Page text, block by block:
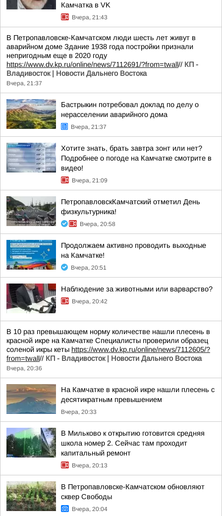
Камчатка в VK
Вчера, 21:43
В Петропавловске-Камчатском люди шесть лет живут в
аварийном доме Здание 1938 года постройки признали
непригодным еще в 2020 году
https://www.dv.kp.ru/online/news/7112691/?from=twall// КП -
Владивосток | Новости Дальнего Востока
Вчера, 21:37
Бастрыкин потребовал доклад по делу о
нерасселении аварийного дома
Вчера, 21:37
Хотите знать, брать завтра зонт или нет?
Подробнее о погоде на Камчатке смотрите в
видео!
Вчера, 21:09
ПетропавловскКамчатский отметил День
физкультурника!
Вчера, 20:58
Продолжаем активно проводить выходные
на Камчатке!
Вчера, 20:51
Наблюдение за животными или варварство?
Вчера, 20:42
В 10 раз превышающем норму количестве нашли плесень в
красной икре на Камчатке Специалисты проверили образец
соленой икры кеты https://www.dv.kp.ru/online/news/7112605/?
from=twall// КП - Владивосток | Новости Дальнего Востока
Вчера, 20:36
На Камчатке в красной икре нашли плесень с
десятикратным превышением
Вчера, 20:33
В Мильково к открытию готовится средняя
школа номер 2. Сейчас там проходит
капитальный ремонт
Вчера, 20:13
В Петропавловске-Камчатском обновляют
сквер Свободы
Вчера, 20:04